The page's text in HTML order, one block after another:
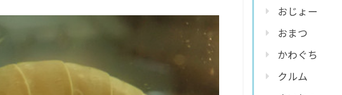
おじょー
おまつ
かわぐち
クルム